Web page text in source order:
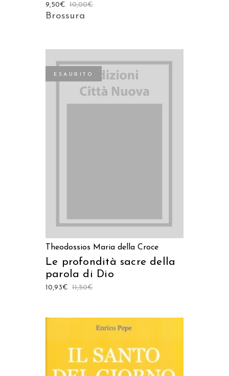
10,00€
9,50€
Brossura
ESAURITO
Theodossios Maria della Croce
Le profondità sacre della
parola di Dio
11,50€
10,93€